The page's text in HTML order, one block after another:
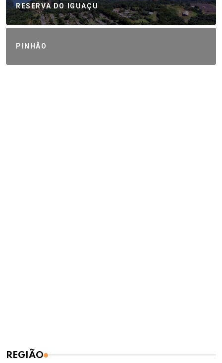
RESERVA DO IGUAÇU
PINHÃO
REGIÃO